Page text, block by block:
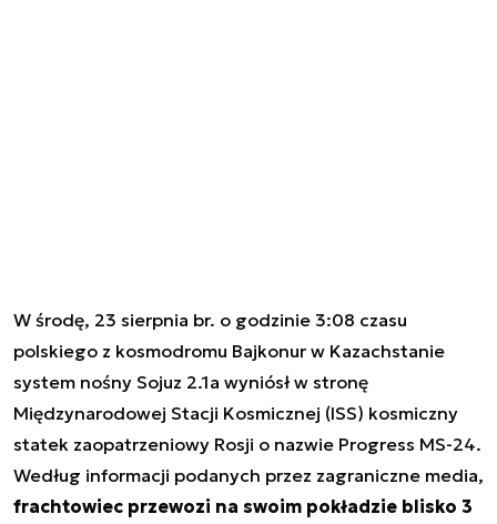
W środę, 23 sierpnia br. o godzinie 3:08 czasu
polskiego z kosmodromu Bajkonur w Kazachstanie
system nośny Sojuz 2.1a wyniósł w stronę
Międzynarodowej Stacji Kosmicznej (ISS) kosmiczny
statek zaopatrzeniowy Rosji o nazwie Progress MS-24.
Według informacji podanych przez zagraniczne media,
frachtowiec przewozi na swoim pokładzie blisko 3